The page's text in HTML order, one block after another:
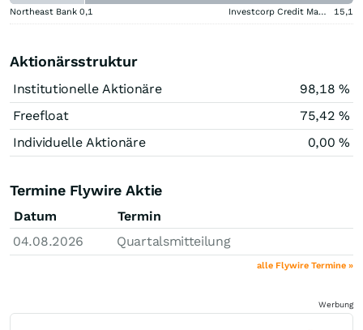
Northeast Bank 0,1 Investcorp Credit Management BDC 15,1
Aktionärsstruktur
Institutionelle Aktionäre
98,18 %
Freefloat
75,42 %
Individuelle Aktionäre
0,00 %
Termine Flywire Aktie
Datum
Termin
04.08.2026
Quartalsmitteilung
alle Flywire Termine »
Werbung